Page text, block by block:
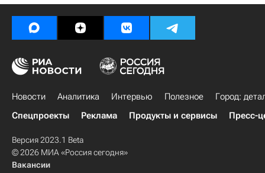
Новости Аналитика Интервью Полезное
Город:
Спецпроекты
Реклама Продукты и сервисы Пресс-
Версия 2023.1 Beta
© 2026 МИА «Россия сегодня»
Вакансии